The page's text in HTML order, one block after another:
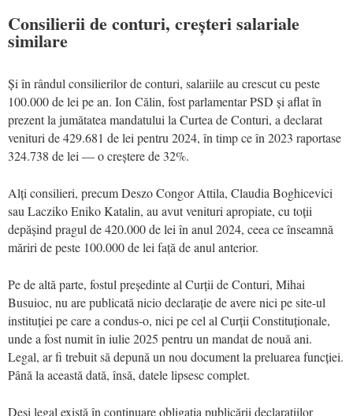
Consilierii de conturi, creșteri salariale
similare
Și în rândul consilierilor de conturi, salariile au crescut cu peste
100.000 de lei pe an. Ion Călin, fost parlamentar PSD și aflat în
prezent la jumătatea mandatului la Curtea de Conturi, a declarat
venituri de 429.681 de lei pentru 2024, în timp ce în 2023 raportase
324.738 de lei — o creștere de 32%.
Alți consilieri, precum Deszo Congor Attila, Claudia Boghicevici
sau Lacziko Eniko Katalin, au avut venituri apropiate, cu toții
depășind pragul de 420.000 de lei în anul 2024, ceea ce înseamnă
măriri de peste 100.000 de lei față de anul anterior.
Pe de altă parte, fostul președinte al Curții de Conturi, Mihai
Busuioc, nu are publicată nicio declarație de avere nici pe site-ul
instituției pe care a condus-o, nici pe cel al Curții Constituționale,
unde a fost numit în iulie 2025 pentru un mandat de nouă ani.
Legal, ar fi trebuit să depună un nou document la preluarea funcției.
Până la această dată, însă, datele lipsesc complet.
Deși legal există în continuare obligația publicării declarațiilor